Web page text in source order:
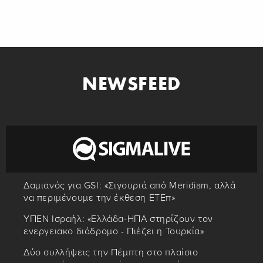
NEWSFEED
Δαμιανός για GSI: «Σιγουριά από Meridiam, αλλά
να περιμένουμε την έκθεση ΕΤΕπ»
ΥΠΕΝ Ισραήλ: «Ελλάδα-ΗΠΑ στηρίζουν τον
ενεργειακο διάδρομο - Πιέζει η Τουρκία»
Δύο συλλήψεις την Πέμπτη στο πλαίσιο